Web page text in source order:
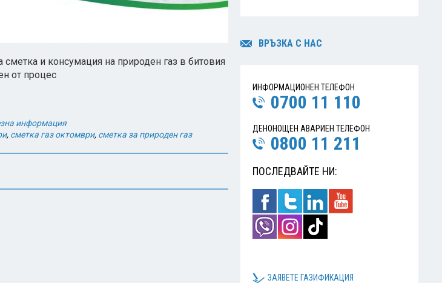
и консумация на природен газ в битовия
от процес
информация
, сметка газ октомври, сметка за природен газ
ВРЪЗКА С НАС
ИНФОРМАЦИОНЕН ТЕЛЕФОН
0700 11 110
ДЕНОНОЩЕН АВАРИЕН ТЕЛЕФОН
0800 11 211
ПОСЛЕДВАЙТЕ НИ:
ЗАЯВЕТЕ ГАЗИФИКАЦИЯ